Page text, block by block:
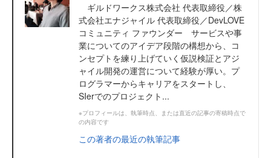
ギルドワークス株式会社 代表取締役／株
式会社エナジャイル 代表取締役／DevLOVE
コミュニティ ファウンダー サービスや事
業についてのアイデア段階の構想から、コ
ンセプトを練り上げていく仮説検証とアジ
ャイル開発の運営について経験が厚い。プ
ログラマーからキャリアをスタートし、
SIerでのプロジェクト...
※プロフィールは、執筆時点、または直近の記事の寄稿時点で
の内容です
この著者の最近の執筆記事